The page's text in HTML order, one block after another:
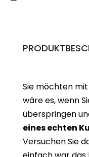
Sie möchten
wäre es, wenn
überspringen
eines echten
Versuchen Sie